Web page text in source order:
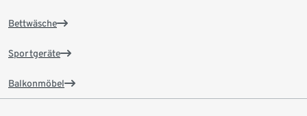
Bettwäsche
Sportgeräte
Balkonmöbel